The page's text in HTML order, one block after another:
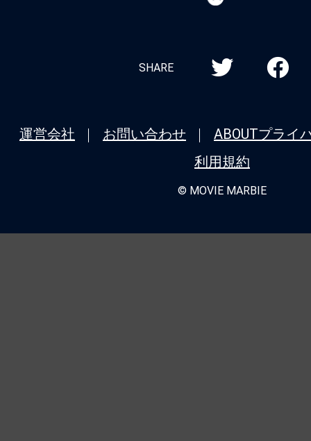
SHARE
運営会社 お問い合わせ ABOUTプライ
利用規約
© MOVIE MARBIE